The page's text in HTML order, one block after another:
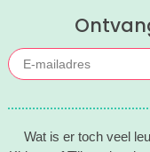
Wat is er toch veel